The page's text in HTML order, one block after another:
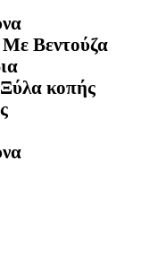
Βεντούζα
κοπής